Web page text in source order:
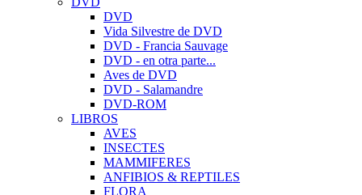
DVD
Vida Silvestre de DVD
DVD - Francia Sauvage
DVD - en otra parte...
Aves de DVD
DVD - Salamandre
DVD-ROM
LIBROS
AVES
INSECTES
MAMMIFERES
ANFIBIOS & REPTILES
FLORA